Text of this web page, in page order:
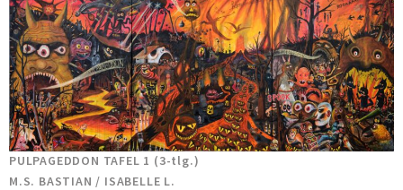
PULPAGEDDON TAFEL 1 (3-tlg.)
M.S. BASTIAN / ISABELLE L.